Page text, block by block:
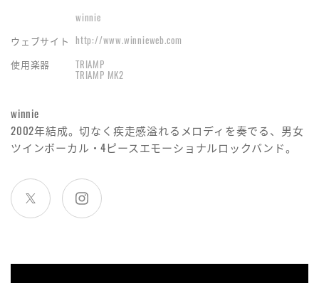
winnie
ウェブサイト http://www.winnieweb.com
使用楽器
TRIAMP
TRIAMP MK2
winnie
2002年結成。切なく疾走感溢れるメロディを奏でる、男女
ツインボーカル・4ピースエモーショナルロックバンド。